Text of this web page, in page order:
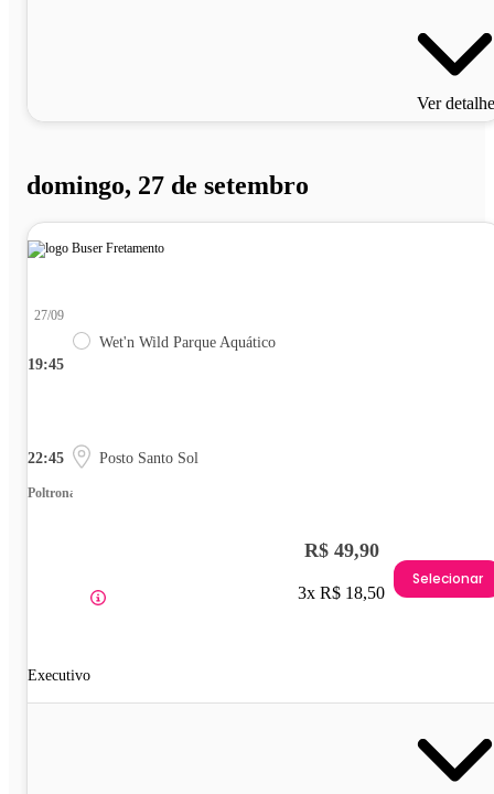
Ver
domingo, 27 de setembro
19:45
27/09
Wet'n Wild Parque Aquático
22:45 Posto Santo Sol
Poltrona
Executivo
R$ 49,90
3x R$ 18,50
Selecionar